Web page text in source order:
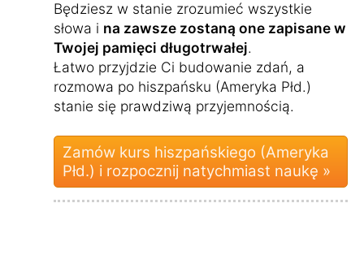
Będziesz w stanie zrozumieć wszystkie
słowa i na zawsze zostaną one zapisane w
Twojej pamięci długotrwałej.
Łatwo przyjdzie Ci budowanie zdań, a
rozmowa po hiszpańsku (Ameryka Płd.)
stanie się prawdziwą przyjemnością.
Zamów kurs hiszpańskiego (Ameryka
Płd.) i rozpocznij natychmiast naukę »